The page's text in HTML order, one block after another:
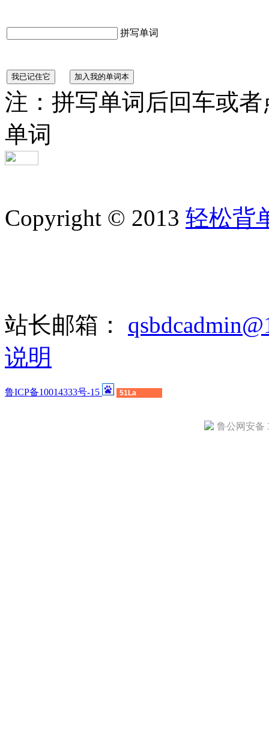
拼写单词
注：拼写单词后回车或
单词
Copyright © 2013 轻松背
站长邮箱：
说明
鲁ICP备10014333号-15 51La
鲁公网安备